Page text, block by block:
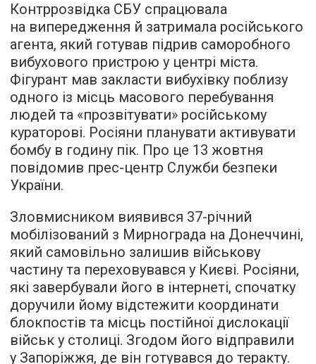
Контррозвідка СБУ спрацювала
на випередження й затримала російського
агента, який готував підрив саморобного
вибухового пристрою у центрі міста.
Фігурант мав закласти вибухівку поблизу
одного із місць масового перебування
людей та «прозвітувати» російському
кураторові. Росіяни планувати активувати
бомбу в годину пік. Про це 13 жовтня
повідомив прес-центр Служби безпеки
України.
Зловмисником виявився 37-річний
мобілізований з Мирнограда на Донеччині,
який самовільно залишив військову
частину та переховувався у Києві. Росіяни,
які завербували його в інтернеті, спочатку
доручили йому відстежити координати
блокпостів та місць постійної дислокації
військ у столиці. Згодом його відправили
у Запоріжжя, де він готувався до теракту.